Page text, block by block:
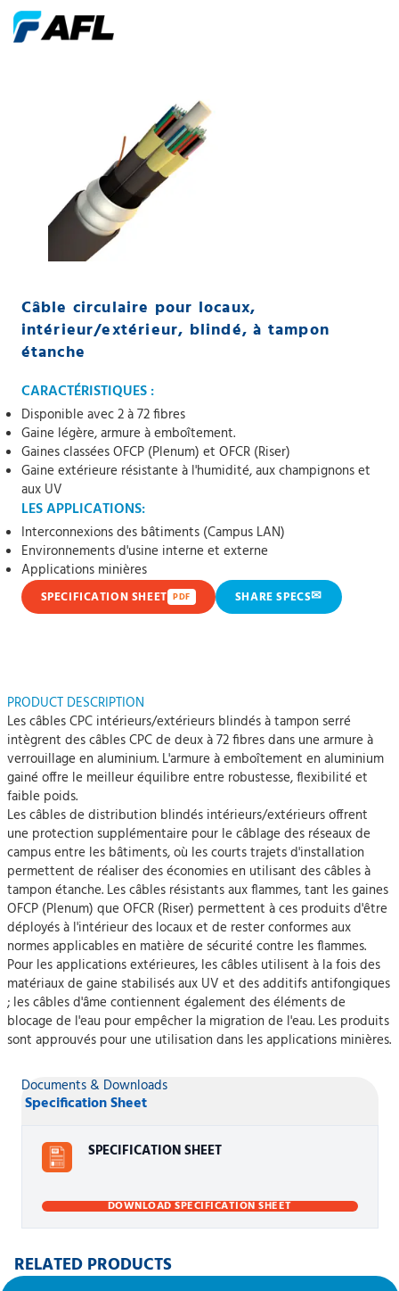
Câble circulaire pour locaux,
intérieur/extérieur, blindé, à tampon
étanche
CARACTÉRISTIQUES :
Disponible avec 2 à 72 fibres
Gaine légère, armure à emboîtement.
Gaines classées OFCP (Plenum) et OFCR (Riser)
Gaine extérieure résistante à l'humidité, aux champignons et
aux UV
LES APPLICATIONS:
Interconnexions des bâtiments (Campus LAN)
Environnements d'usine interne et externe
Applications minières
SPECIFICATION SHEET PDF SHARE SPECS✉
PRODUCT DESCRIPTION
Les câbles CPC intérieurs/extérieurs blindés à tampon serré
intègrent des câbles CPC de deux à 72 fibres dans une armure à
verrouillage en aluminium. L'armure à emboîtement en aluminium
gainé offre le meilleur équilibre entre robustesse, flexibilité et
faible poids.
Les câbles de distribution blindés intérieurs/extérieurs offrent
une protection supplémentaire pour le câblage des réseaux de
campus entre les bâtiments, où les courts trajets d'installation
permettent de réaliser des économies en utilisant des câbles à
tampon étanche. Les câbles résistants aux flammes, tant les gaines
OFCP (Plenum) que OFCR (Riser) permettent à ces produits d'être
déployés à l'intérieur des locaux et de rester conformes aux
normes applicables en matière de sécurité contre les flammes.
Pour les applications extérieures, les câbles utilisent à la fois des
matériaux de gaine stabilisés aux UV et des additifs antifongiques
; les câbles d'âme contiennent également des éléments de
blocage de l'eau pour empêcher la migration de l'eau. Les produits
sont approuvés pour une utilisation dans les applications minières.
Documents & Downloads
Specification Sheet
SPECIFICATION SHEET
DOWNLOAD SPECIFICATION SHEET
RELATED PRODUCTS